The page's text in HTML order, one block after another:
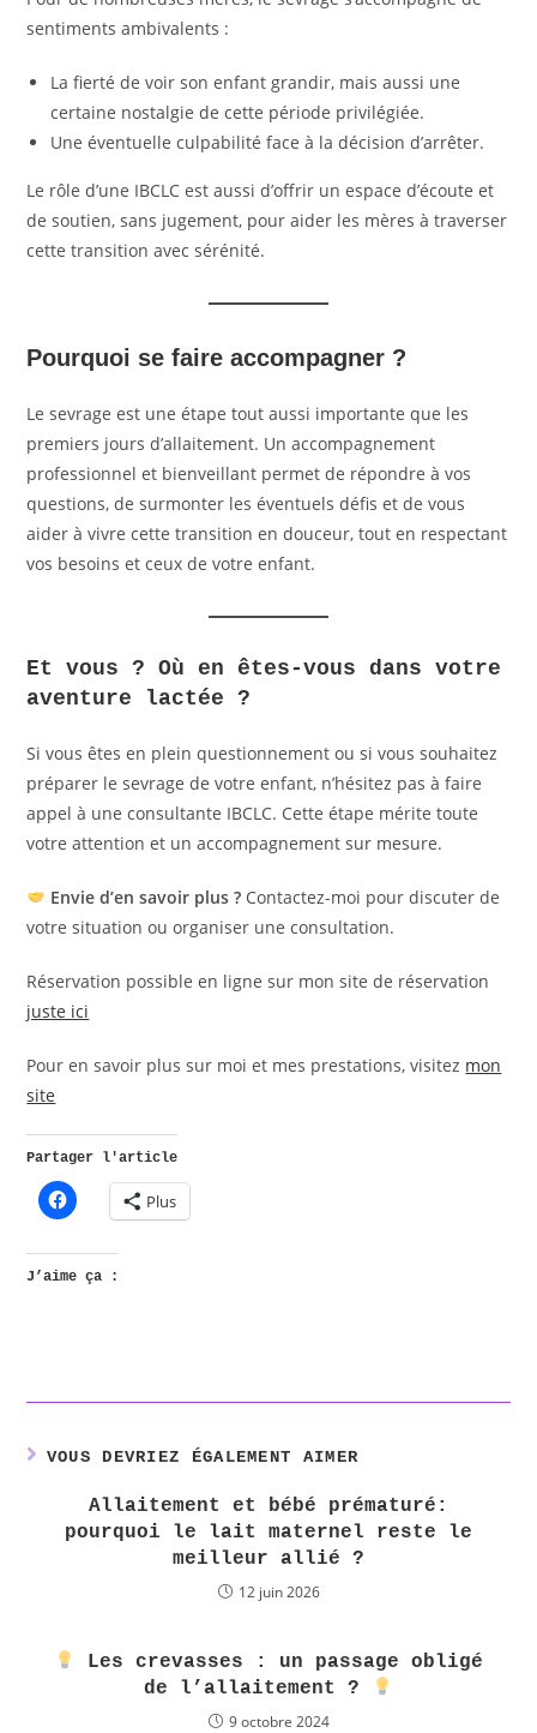
sentiments ambivalents :
La fierté de voir son enfant grandir, mais aussi une
certaine nostalgie de cette période privilégiée.
Une éventuelle culpabilité face à la décision d’arrêter.
Le rôle d’une IBCLC est aussi d’offrir un espace d’écoute et
de soutien, sans jugement, pour aider les mères à traverser
cette transition avec sérénité.
Pourquoi se faire accompagner ?
Le sevrage est une étape tout aussi importante que les
premiers jours d’allaitement. Un accompagnement
professionnel et bienveillant permet de répondre à vos
questions, de surmonter les éventuels défis et de vous
aider à vivre cette transition en douceur, tout en respectant
vos besoins et ceux de votre enfant.
Et vous ? Où en êtes-vous dans votre
aventure lactée ?
Si vous êtes en plein questionnement ou si vous souhaitez
préparer le sevrage de votre enfant, n’hésitez pas à faire
appel à une consultante IBCLC. Cette étape mérite toute
votre attention et un accompagnement sur mesure.
Envie d’en savoir plus ? Contactez-moi pour discuter de
votre situation ou organiser une consultation.
Réservation possible en ligne sur mon site de réservation
juste ici
Pour en savoir plus sur moi et mes prestations, visitez mon
site
Partager l'article
Plus
J’aime ça :
VOUS DEVRIEZ ÉGALEMENT AIMER
Allaitement et bébé prématuré:
pourquoi le lait maternel reste le
meilleur allié ?
12 juin 2026
Les crevasses : un passage obligé
de l’allaitement ?
9 octobre 2024